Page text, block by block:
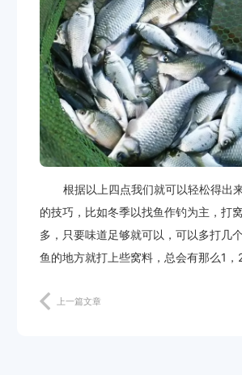
根据以上四点我们就可以轻松得出
的技巧，比如冬季以找鱼作钓为主，打
多，只要味道足够就可以，可以多打几
鱼的地方就打上些窝料，总会有那么1，
上一篇文章